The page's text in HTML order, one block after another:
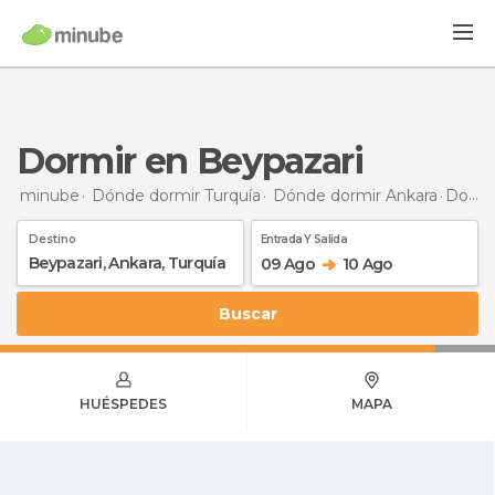
Dormir en Beypazari
minube Dónde dormir Turquía Dónde dormir Ankara Dormir
Destino Entrada Y Salida
09 Ago 10 Ago
Buscar
HUÉSPEDES MAPA